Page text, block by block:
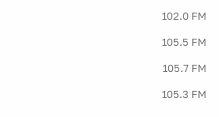
102.0 FM
105.5 FM
105.7 FM
105.3 FM